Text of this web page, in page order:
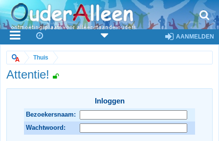
AANMELDEN
Thuis
Attentie!
Inloggen
Bezoekersnaam:
Wachtwoord: